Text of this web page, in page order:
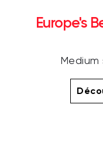
Europe's
Medium